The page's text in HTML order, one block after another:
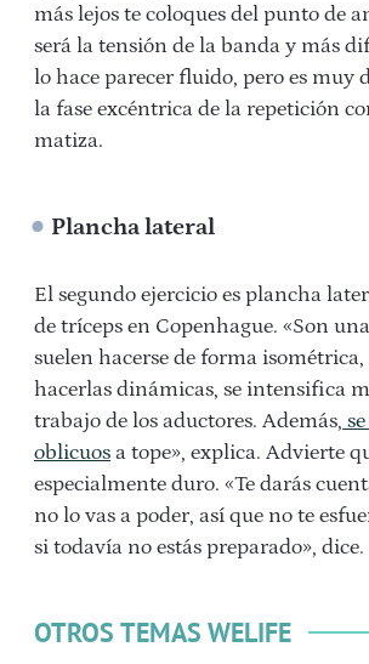
más lejos te coloques del punto de
será la tensión de la banda y más
lo hace parecer fluido, pero es
la fase excéntrica de la repetición
matiza.
Plancha lateral
El segundo ejercicio es plancha
de tríceps en Copenhague. «Son
suelen hacerse de forma
hacerlas dinámicas, se intensifica
trabajo de los aductores. Además,
oblicuos a tope», explica. Advierte
especialmente duro. «Te darás
no lo vas a poder, así que no te
si todavía no estás preparado», dice.
OTROS TEMAS WELIFE